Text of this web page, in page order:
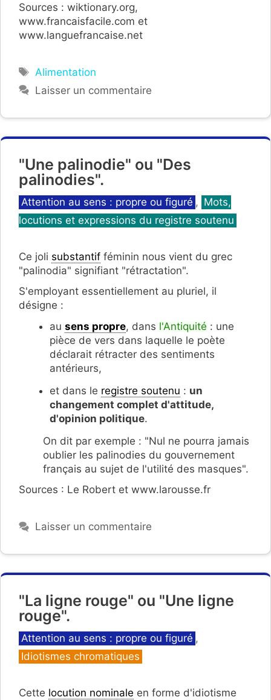
Sources : wiktionary.org,
www.francaisfacile.com et
www.languefrancaise.net
Étiquettes
Alimentation
Laisser un commentaire
"Une palinodie" ou "Des
palinodies".
Catégories
Attention au sens : propre ou figuré , Mots,
locutions et expressions du registre soutenu
Ce joli substantif féminin nous vient du grec
"palinodia" signifiant "rétractation".
S'employant essentiellement au pluriel, il
désigne :
au sens propre, dans l'Antiquité : une
pièce de vers dans laquelle le poète
déclarait rétracter des sentiments
antérieurs,
et dans le registre soutenu : un
changement complet d'attitude,
d'opinion politique.
On dit par exemple : "Nul ne pourra jamais
oublier les palinodies du gouvernement
français au sujet de l'utilité des masques".
Sources : Le Robert et www.larousse.fr
Laisser un commentaire
"La ligne rouge" ou "Une ligne
rouge".
Catégories
Attention au sens : propre ou figuré ,
Idiotismes chromatiques
Cette locution nominale en forme d'idiotisme